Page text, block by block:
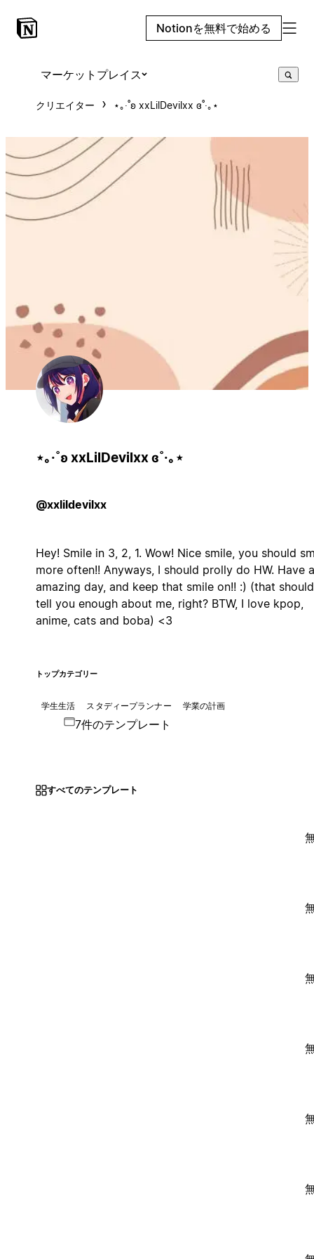
Notionを無料で始める
マーケットプレイス
クリエイター ⋆｡‧˚ʚ xxLilDevilxx ɞ˚‧｡⋆
⋆｡‧˚ʚ xxLilDevilxx ɞ˚‧｡⋆
@xxlildevilxx
Hey! Smile in 3, 2, 1. Wow! Nice smile, you should
more often!! Anyways, I should prolly do HW. Have
amazing day, and keep that smile on!! :) (that should
tell you enough about me, right? BTW, I love kpop,
anime, cats and boba) <3
トップカテゴリー
学生生活 スタディープランナー 学業の計画
7件のテンプレート
すべてのテンプレート